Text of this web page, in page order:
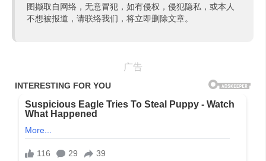
图撷取自网络，无意冒犯，如有侵权，侵犯隐私，或本人
不想被报道，请联络我们，将立即删除文章。
广告